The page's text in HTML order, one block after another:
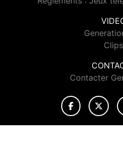
Clips
Contacter